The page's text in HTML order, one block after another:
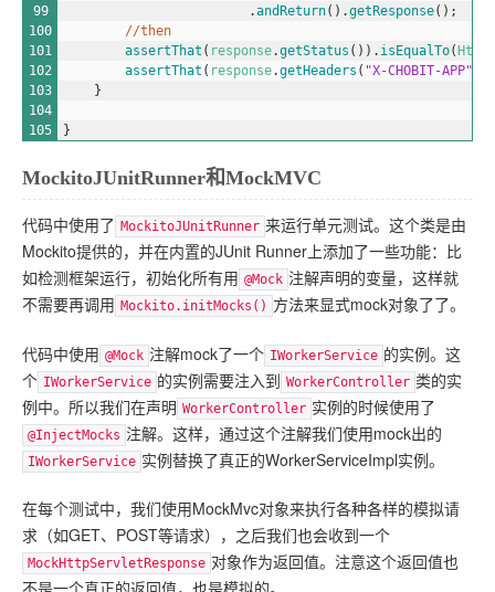
99
100
101
102
103
104
105
.andReturn( ) .getResponse( ) ;
//then
assertThat ( response.getStatus ( ) ) . isEqualTo(
assertThat ( response.getHeaders ( "X-CHOBIT-APP"
}
}
MockitoJUnitRunner和MockMVC
代码中使用了 MockitoJUnitRunner 来运行单元测试。这个类是由
Mockito提供的，并在内置的JUnit Runner上添加了一些功能：比
如检测框架运行，初始化所有用 @Mock 注解声明的变量，这样就
不需要再调用 Mockito.initMocks() 方法来显式mock对象了了。
代码中使用 @Mock 注解mock了一个 IWorkerService 的实例。这
个 IWorkerService 的实例需要注入到 WorkerController 类的实
例中。所以我们在声明 WorkerController 实例的时候使用了
@InjectMocks 注解。这样，通过这个注解我们使用mock出的
IWorkerService 实例替换了真正的WorkerServiceImpl实例。
在每个测试中，我们使用MockMvc对象来执行各种各样的模拟请
求（如GET、POST等请求），之后我们也会收到一个
MockHttpServletResponse 对象作为返回值。注意这个返回值也